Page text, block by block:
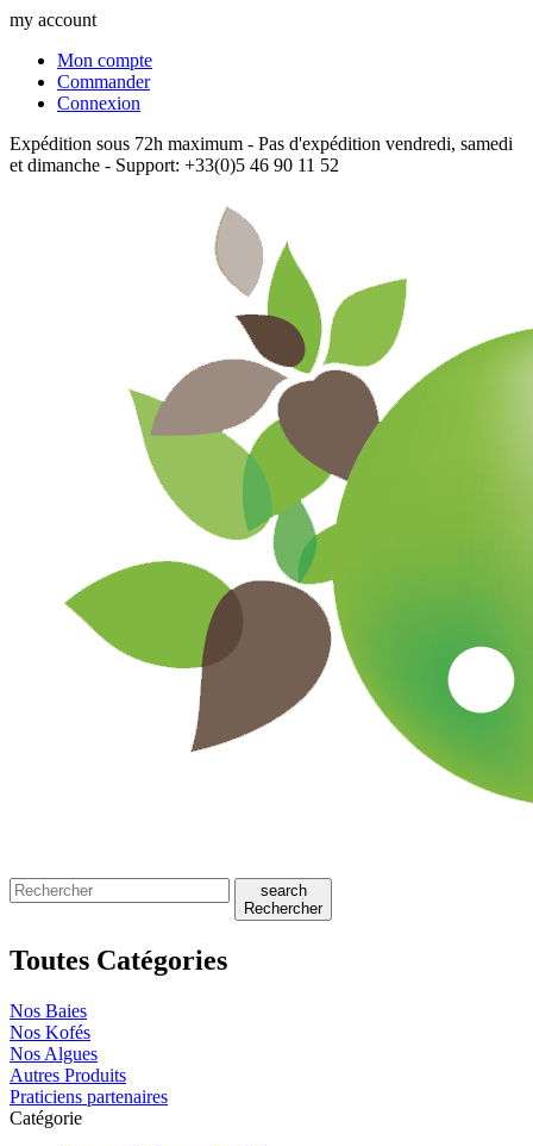
my account
Mon compte
Commander
Connexion
Expédition sous 72h maximum - Pas d'expédition vendredi, samedi
et dimanche - Support: +33(0)5 46 90 11 52
search
Rechercher
Toutes Catégories
Nos Baies
Nos Kofés
Nos Algues
Autres Produits
Praticiens partenaires
Catégorie